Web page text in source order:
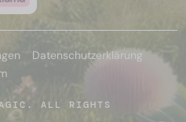
Datenschutzerklärung
ALL RIGHTS